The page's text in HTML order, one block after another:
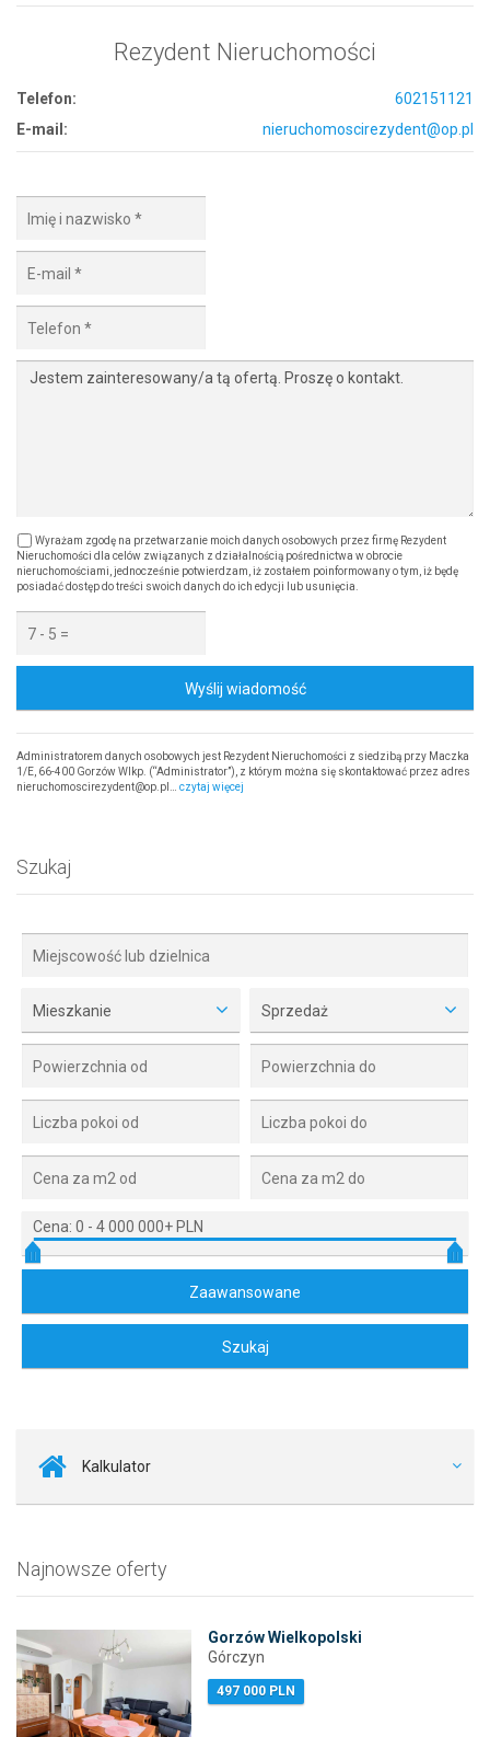
Rezydent Nieruchomości
Telefon:
602151121
E-mail:
nieruchomoscirezydent@op.pl
Wyrażam zgodę na przetwarzanie moich danych osobowych przez firmę Rezydent
Nieruchomości dla celów związanych z działalnością pośrednictwa w obrocie
nieruchomościami, jednocześnie potwierdzam, iż zostałem poinformowany o tym, iż będę
posiadać dostęp do treści swoich danych do ich edycji lub usunięcia.
Wyślij wiadomość
Administratorem danych osobowych jest Rezydent Nieruchomości z siedzibą przy Maczka
1/E, 66-400 Gorzów Wlkp. (“Administrator”), z którym można się skontaktować przez adres
nieruchomoscirezydent@op.pl… czytaj więcej
Szukaj
Mieszkanie Sprzedaż
Cena: 0 - 4 000 000+ PLN
Kalkulator
Najnowsze oferty
Gorzów Wielkopolski
Górczyn
497 000 PLN